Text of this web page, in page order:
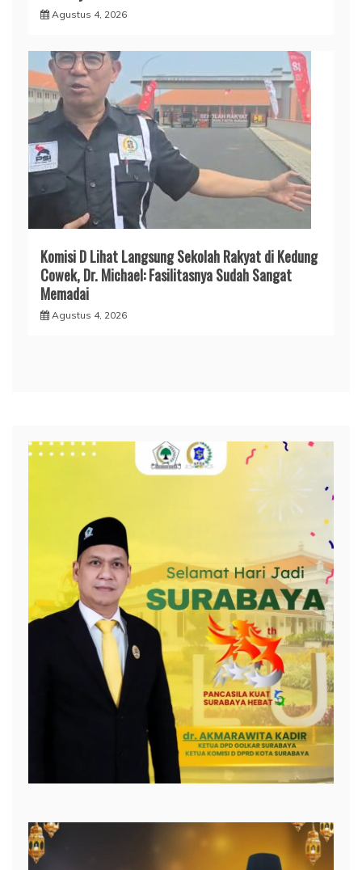
Agustus 4, 2026
Komisi D Lihat Langsung Sekolah Rakyat di Kedung
Cowek, Dr. Michael: Fasilitasnya Sudah Sangat
Memadai
Agustus 4, 2026